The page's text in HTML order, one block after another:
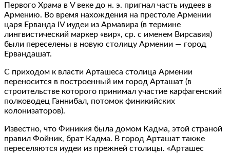
Первого Храма в V веке до н. э. пригнал часть иудеев в
Армению. Во время нахождения на престоле Армении
царя Ерванда IV иудеи из Армавира (в термине
лингвистический маркер «вир», ср. с именем Вирсавия)
были переселены в новую столицу Армении — город
Ервандашат.
С приходом к власти Арташеса столица Армении
переносится в построенный им город Арташат (в
строительстве которого принимал участие карфагенский
полководец Ганнибал, потомок финикийских
колонизаторов).
Известно, что Финикия была домом Кадма, этой страной
правил Фойник, брат Кадма. В город Арташат также
переселяются иудеи из прежней столицы. «Арташес